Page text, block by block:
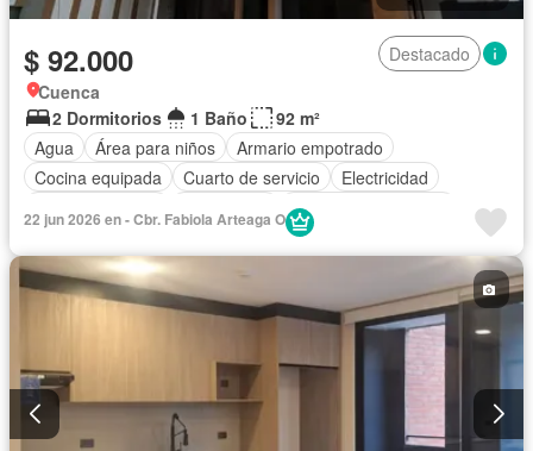
$ 92.000
Destacado
Cuenca
2 Dormitorios
1 Baño
92 m²
Agua
Área para niños
Armario empotrado
Cocina equipada
Cuarto de servicio
Electricidad
Garita de guardianía
Internet
Seguridad
Vista panorámica
22 jun 2026 en - Cbr. Fabiola Arteaga O